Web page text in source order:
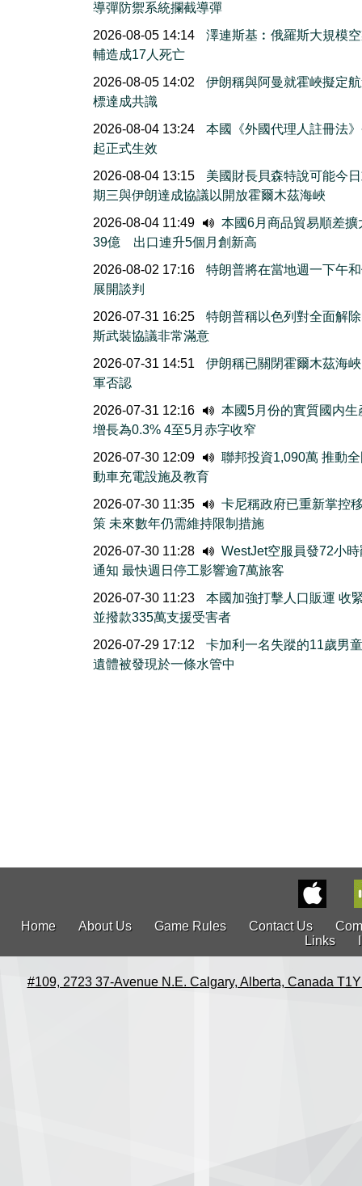
導彈防禦系統攔截導彈
2026-08-05 14:14
澤連斯基︰俄羅斯大規模
輔造成17人死亡
2026-08-05 14:02
伊朗稱與阿曼就霍峽擬定
標達成共識
2026-08-04 13:24
本國《外國代理人註冊法
起正式生效
2026-08-04 13:15
美國財長貝森特說可能今
期三與伊朗達成協議以開放霍爾木茲海峽
2026-08-04 11:49
本國6月商品貿易順差擴
39億 出口連升5個月創新高
2026-08-02 17:16
特朗普將在當地週一下午
展開談判
2026-07-31 16:25
特朗普稱以色列對全面解
斯武裝協議非常滿意
2026-07-31 14:51
伊朗稱已關閉霍爾木茲海
軍否認
2026-07-31 12:16
本國5月份的實質國内生
增長為0.3% 4至5月赤字收窄
2026-07-30 12:09
聯邦投資1,090萬 推動
動車充電設施及教育
2026-07-30 11:35
卡尼稱政府已重新掌控
策 未來數年仍需維持限制措施
2026-07-30 11:28
WestJet空服員發72小
通知 最快週日停工影響逾7萬旅客
2026-07-30 11:23
本國加強打擊人口販運 收
並撥款335萬支援受害者
2026-07-29 17:12
卡加利一名失蹤的11歲男
遺體被發現於一條水管中
Home About Us Game Rules Contact Us
Links
#109, 2723 37-Avenue N.E. Calgary, Alberta, Canada